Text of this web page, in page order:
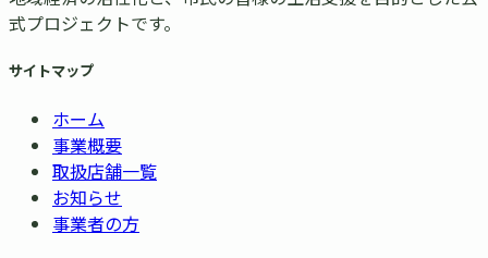
式プロジェクトです。
サイトマップ
ホーム
事業概要
取扱店舗一覧
お知らせ
事業者の方